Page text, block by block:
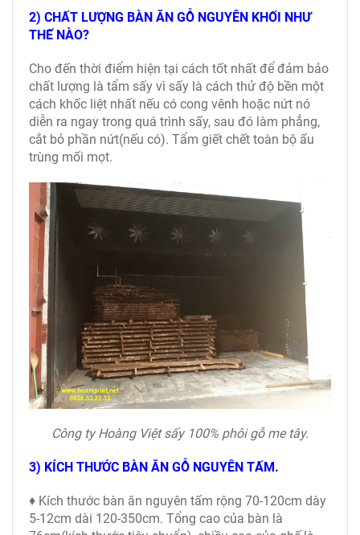
2) CHẤT LƯỢNG BÀN ĂN GỖ NGUYÊN KHỐI NHƯ
THẾ NÀO?
Cho đến thời điểm hiện tại cách tốt nhất để đảm bảo
chất lượng là tẩm sấy vì sấy là cách thử độ bền một
cách khốc liệt nhất nếu có cong vênh hoặc nứt nó
diễn ra ngay trong quá trình sấy, sau đó làm phẳng,
cắt bỏ phần nứt(nếu có). Tẩm giết chết toàn bộ ấu
trùng mối mọt.
Công ty Hoàng Việt sấy 100% phôi gỗ me tây.
3) KÍCH THƯỚC BÀN ĂN GỖ NGUYÊN TẤM.
♦ Kích thước bàn ăn nguyên tấm rộng 70-120cm dày
5-12cm dài 120-350cm. Tổng cao của bàn là